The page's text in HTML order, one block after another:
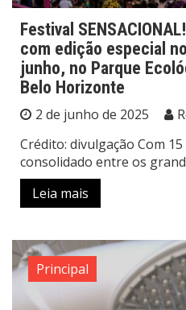
Festival
com edição especial
junho, no Parque
Belo Horizonte
2 de junho de 2025
Crédito: divulgação Com
consolidado entre os
Leia mais
Principal